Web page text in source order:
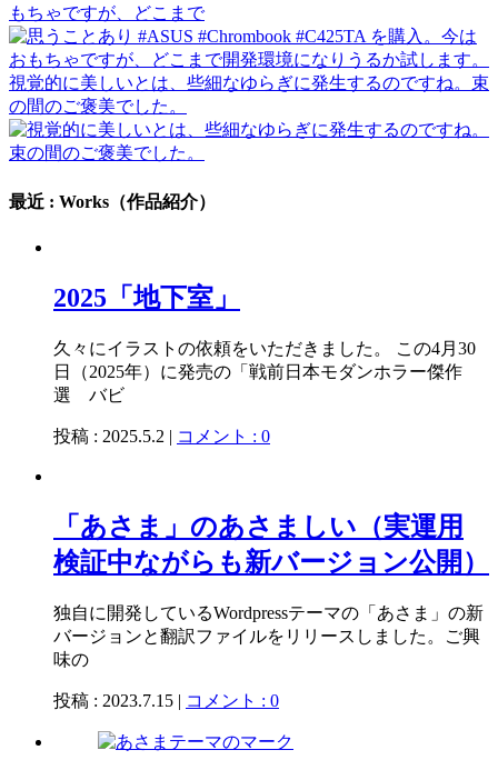
もちゃですが、どこまで
視覚的に美しいとは、些細なゆらぎに発生するのですね。束
の間のご褒美でした。
最近 : Works（作品紹介）
2025「地下室」
久々にイラストの依頼をいただきました。 この4月30
日（2025年）に発売の「戦前日本モダンホラー傑作
選 バビ
投稿 : 2025.5.2 | コメント : 0
「あさま」のあさましい（実運用
検証中ながらも新バージョン公開）
独自に開発しているWordpressテーマの「あさま」の新
バージョンと翻訳ファイルをリリースしました。ご興
味の
投稿 : 2023.7.15 | コメント : 0